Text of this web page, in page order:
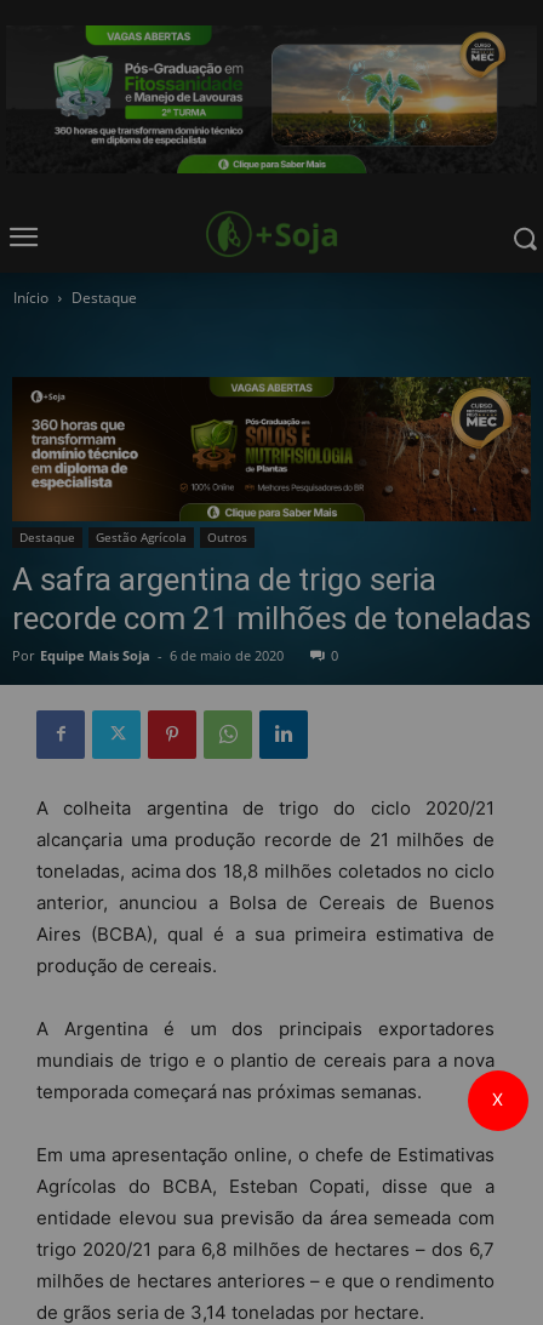
Início Destaque
Destaque Gestão Agrícola Outros
A safra argentina de trigo seria
recorde com 21 milhões de toneladas
Por Equipe Mais Soja - 6 de maio de 2020 0
A colheita argentina de trigo do ciclo 2020/21
alcançaria uma produção recorde de 21 milhões de
toneladas, acima dos 18,8 milhões coletados no ciclo
anterior, anunciou a Bolsa de Cereais de Buenos
Aires (BCBA), qual é a sua primeira estimativa de
produção de cereais.
A Argentina é um dos principais exportadores
mundiais de trigo e o plantio de cereais para a nova
temporada começará nas próximas semanas.
Em uma apresentação online, o chefe de Estimativas
Agrícolas do BCBA, Esteban Copati, disse que a
entidade elevou sua previsão da área semeada com
trigo 2020/21 para 6,8 milhões de hectares – dos 6,7
milhões de hectares anteriores – e que o rendimento
de grãos seria de 3,14 toneladas por hectare.
X